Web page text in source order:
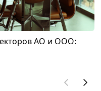
АО и ООО: